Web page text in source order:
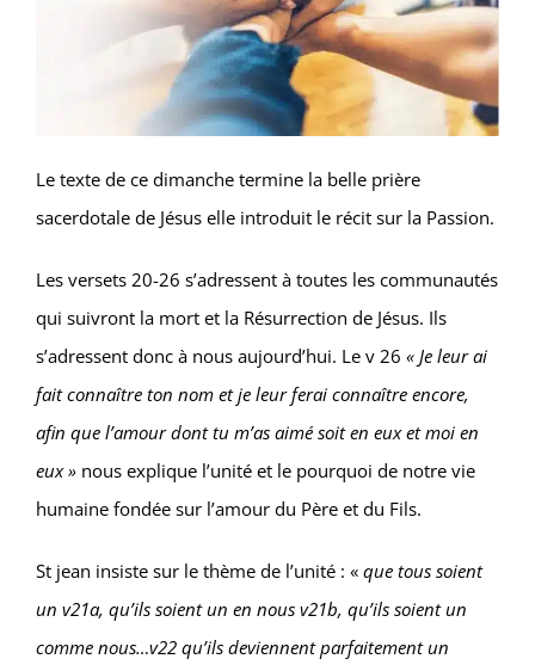
Le texte de ce dimanche termine la belle prière
sacerdotale de Jésus elle introduit le récit sur la Passion.
Les versets 20-26 s’adressent à toutes les communautés
qui suivront la mort et la Résurrection de Jésus. Ils
s’adressent donc à nous aujourd’hui. Le v 26 « Je leur ai
fait connaître ton nom et je leur ferai connaître encore,
afin que l’amour dont tu m’as aimé soit en eux et moi en
eux » nous explique l’unité et le pourquoi de notre vie
humaine fondée sur l’amour du Père et du Fils.
St jean insiste sur le thème de l’unité : « que tous soient
un v21a, qu’ils soient un en nous v21b, qu’ils soient un
comme nous…v22 qu’ils deviennent parfaitement un